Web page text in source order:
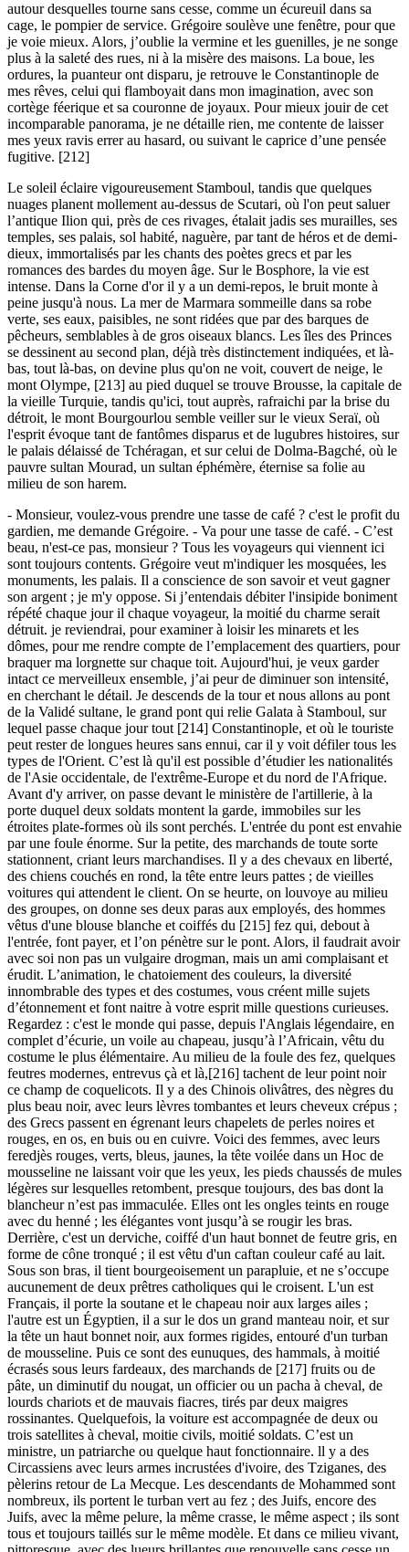
autour desquelles tourne sans cesse, comme un écureuil dans sa
cage, le pompier de service. Grégoire soulève une fenêtre, pour que
je voie mieux. Alors, j’oublie la vermine et les guenilles, je ne songe
plus à la saleté des rues, ni à la misère des maisons. La boue, les
ordures, la puanteur ont disparu, je retrouve le Constantinople de
mes rêves, celui qui flamboyait dans mon imagination, avec son
cortège féerique et sa couronne de joyaux. Pour mieux jouir de cet
incomparable panorama, je ne détaille rien, me contente de laisser
mes yeux ravis errer au hasard, ou suivant le caprice d’une pensée
fugitive. [212]
Le soleil éclaire vigoureusement Stamboul, tandis que quelques
nuages planent mollement au-dessus de Scutari, où l'on peut saluer
l’antique Ilion qui, près de ces rivages, étalait jadis ses murailles, ses
temples, ses palais, sol habité, naguère, par tant de héros et de demi-
dieux, immortalisés par les chants des poètes grecs et par les
romances des bardes du moyen âge. Sur le Bosphore, la vie est
intense. Dans la Corne d'or il y a un demi-repos, le bruit monte à
peine jusqu'à nous. La mer de Marmara sommeille dans sa robe
verte, ses eaux, paisibles, ne sont ridées que par des barques de
pêcheurs, semblables à de gros oiseaux blancs. Les îles des Princes
se dessinent au second plan, déjà très distinctement indiquées, et là-
bas, tout là-bas, on devine plus qu'on ne voit, couvert de neige, le
mont Olympe, [213] au pied duquel se trouve Brousse, la capitale de
la vieille Turquie, tandis qu'ici, tout auprès, rafraichi par la brise du
détroit, le mont Bourgourlou semble veiller sur le vieux Seraï, où
l'esprit évoque tant de fantômes disparus et de lugubres histoires, sur
le palais délaissé de Tchéragan, et sur celui de Dolma-Bagché, où le
pauvre sultan Mourad, un sultan éphémère, éternise sa folie au
milieu de son harem.
- Monsieur, voulez-vous prendre une tasse de café ? c'est le profit du
gardien, me demande Grégoire. - Va pour une tasse de café. - C’est
beau, n'est-ce pas, monsieur ? Tous les voyageurs qui viennent ici
sont toujours contents. Grégoire veut m'indiquer les mosquées, les
monuments, les palais. Il a conscience de son savoir et veut gagner
son argent ; je m'y oppose. Si j’entendais débiter l'insipide boniment
répété chaque jour il chaque voyageur, la moitié du charme serait
détruit. je reviendrai, pour examiner à loisir les minarets et les
dômes, pour me rendre compte de l’emplacement des quartiers, pour
braquer ma lorgnette sur chaque toit. Aujourd'hui, je veux garder
intact ce merveilleux ensemble, j’ai peur de diminuer son intensité,
en cherchant le détail. Je descends de la tour et nous allons au pont
de la Validé sultane, le grand pont qui relie Galata à Stamboul, sur
lequel passe chaque jour tout [214] Constantinople, et où le touriste
peut rester de longues heures sans ennui, car il y voit défiler tous les
types de l'Orient. C’est là qu'il est possible d’étudier les nationalités
de l'Asie occidentale, de l'extrême-Europe et du nord de l'Afrique.
Avant d'y arriver, on passe devant le ministère de l'artillerie, à la
porte duquel deux soldats montent la garde, immobiles sur les
étroites plate-formes où ils sont perchés. L'entrée du pont est envahie
par une foule énorme. Sur la petite, des marchands de toute sorte
stationnent, criant leurs marchandises. Il y a des chevaux en liberté,
des chiens couchés en rond, la tête entre leurs pattes ; de vieilles
voitures qui attendent le client. On se heurte, on louvoye au milieu
des groupes, on donne ses deux paras aux employés, des hommes
vêtus d'une blouse blanche et coiffés du [215] fez qui, debout à
l'entrée, font payer, et l’on pénètre sur le pont. Alors, il faudrait avoir
avec soi non pas un vulgaire drogman, mais un ami complaisant et
érudit. L’animation, le chatoiement des couleurs, la diversité
innombrable des types et des costumes, vous créent mille sujets
d’étonnement et font naitre à votre esprit mille questions curieuses.
Regardez : c'est le monde qui passe, depuis l'Anglais légendaire, en
complet d’écurie, un voile au chapeau, jusqu’à l’Africain, vêtu du
costume le plus élémentaire. Au milieu de la foule des fez, quelques
feutres modernes, entrevus çà et là,[216] tachent de leur point noir
ce champ de coquelicots. Il y a des Chinois olivâtres, des nègres du
plus beau noir, avec leurs lèvres tombantes et leurs cheveux crépus ;
des Grecs passent en égrenant leurs chapelets de perles noires et
rouges, en os, en buis ou en cuivre. Voici des femmes, avec leurs
feredjès rouges, verts, bleus, jaunes, la tête voilée dans un Hoc de
mousseline ne laissant voir que les yeux, les pieds chaussés de mules
légères sur lesquelles retombent, presque toujours, des bas dont la
blancheur n’est pas immaculée. Elles ont les ongles teints en rouge
avec du henné ; les élégantes vont jusqu’à se rougir les bras.
Derrière, c'est un derviche, coiffé d'un haut bonnet de feutre gris, en
forme de cône tronqué ; il est vêtu d'un caftan couleur café au lait.
Sous son bras, il tient bourgeoisement un parapluie, et ne s’occupe
aucunement de deux prêtres catholiques qui le croisent. L'un est
Français, il porte la soutane et le chapeau noir aux larges ailes ;
l'autre est un Égyptien, il a sur le dos un grand manteau noir, et sur
la tête un haut bonnet noir, aux formes rigides, entouré d'un turban
de mousseline. Puis ce sont des eunuques, des hammals, à moitié
écrasés sous leurs fardeaux, des marchands de [217] fruits ou de
pâte, un diminutif du nougat, un officier ou un pacha à cheval, de
lourds chariots et de mauvais fiacres, tirés par deux maigres
rossinantes. Quelquefois, la voiture est accompagnée de deux ou
trois satellites à cheval, moitie civils, moitié soldats. C’est un
ministre, un patriarche ou quelque haut fonctionnaire. ll y a des
Circassiens avec leurs armes incrustées d'ivoire, des Tziganes, des
pèlerins retour de La Mecque. Les descendants de Mohammed sont
nombreux, ils portent le turban vert au fez ; des Juifs, encore des
Juifs, avec la même pelure, la même crasse, le même aspect ; ils sont
tous et toujours taillés sur le même modèle. Et dans ce milieu vivant,